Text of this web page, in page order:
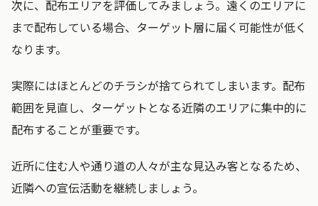
次に、配布エリアを評価してみましょう。遠くのエリアに
まで配布している場合、ターゲット層に届く可能性が低く
なります。
実際にはほとんどのチラシが捨てられてしまいます。配布
範囲を見直し、ターゲットとなる近隣のエリアに集中的に
配布することが重要です。
近所に住む人や通り道の人々が主な見込み客となるため、
近隣への宣伝活動を継続しましょう。